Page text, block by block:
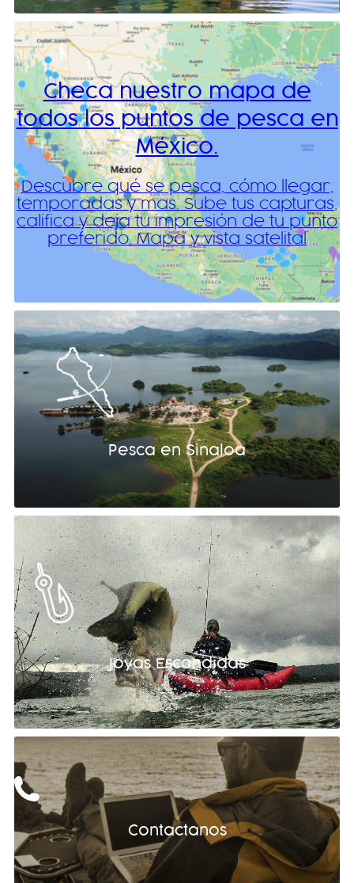
Checa nuestro mapa de
todos los puntos de pesca en
México.
Descubre qué se pesca, cómo llegar,
temporadas y mas. Sube tus capturas,
califica y deja tu impresión de tu punto
preferido. Mapa y vista satelital
Pesca en Sinaloa
Joyas Escondidas
Contactanos